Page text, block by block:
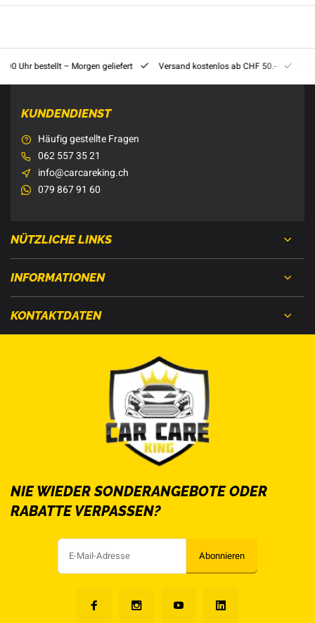
Uhr bestellt – Morgen geliefert Versand kostenlos ab CHF 50.-
KUNDENDIENST
Häufig gestellte Fragen
062 557 35 21
info@carcareking.ch
079 867 91 60
NÜTZLICHE LINKS
INFORMATIONEN
KONTAKTDATEN
NIE WIEDER SONDERANGEBOTE ODER
RABATTE VERPASSEN?
Abonnieren